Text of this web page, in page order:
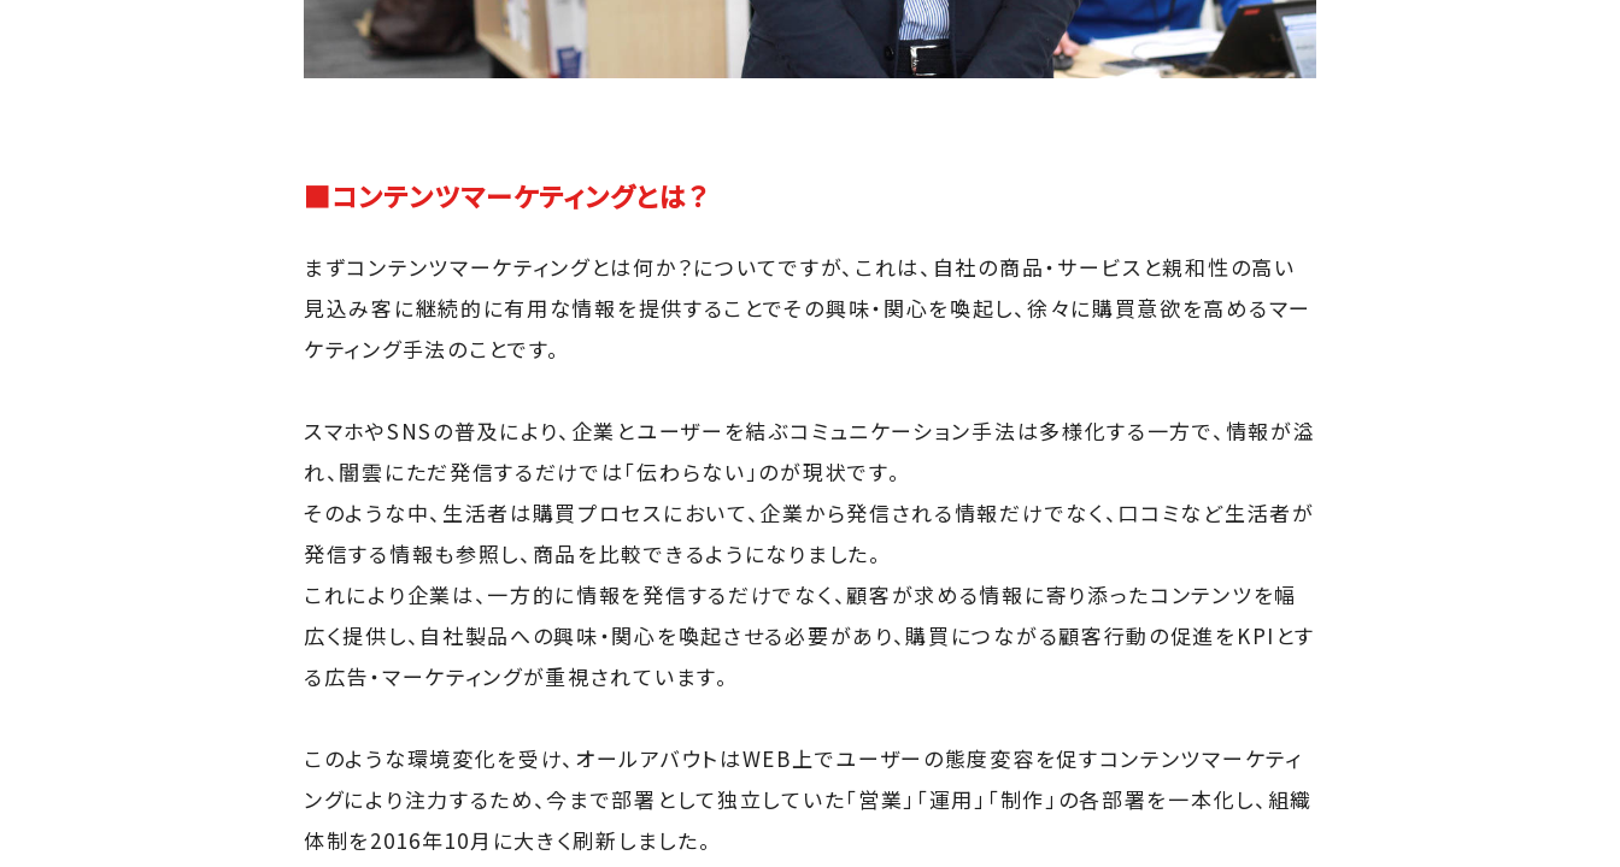
■コンテンツマーケティングとは？
まずコンテンツマーケティングとは何か？についてですが、これは、自社の商品・サービスと親和性の高い
見込み客に継続的に有用な情報を提供することでその興味・関心を喚起し、徐々に購買意欲を高めるマー
ケティング手法のことです。
スマホやSNSの普及により、企業とユーザーを結ぶコミュニケーション手法は多様化する一方で、情報が溢
れ、闇雲にただ発信するだけでは「伝わらない」のが現状です。
そのような中、生活者は購買プロセスにおいて、企業から発信される情報だけでなく、口コミなど生活者が
発信する情報も参照し、商品を比較できるようになりました。
これにより企業は、一方的に情報を発信するだけでなく、顧客が求める情報に寄り添ったコンテンツを幅
広く提供し、自社製品への興味・関心を喚起させる必要があり、購買につながる顧客行動の促進をKPIとす
る広告・マーケティングが重視されています。
このような環境変化を受け、オールアバウトはWEB上でユーザーの態度変容を促すコンテンツマーケティ
ングにより注力するため、今まで部署として独立していた「営業」「運用」「制作」の各部署を一本化し、組織
体制を2016年10月に大きく刷新しました。